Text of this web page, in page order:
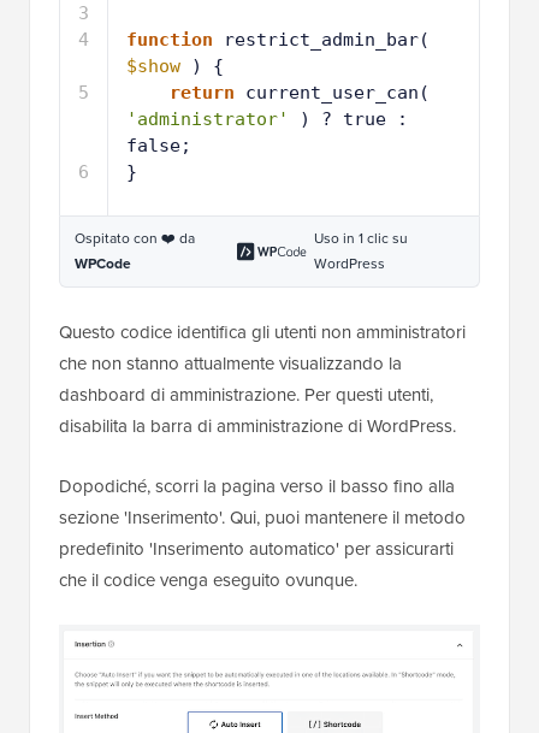
3
4
5
6
function
$show
) {
return
'administrator'
) ? true :
false;
}
Ospitato con ❤️ da
WPCode
Uso in 1 clic su
WordPress
Questo codice identifica gli utenti non amministratori
che non stanno attualmente visualizzando la
dashboard di amministrazione. Per questi utenti,
disabilita la barra di amministrazione di WordPress.
Dopodiché, scorri la pagina verso il basso fino alla
sezione 'Inserimento'. Qui, puoi mantenere il metodo
predefinito 'Inserimento automatico' per assicurarti
che il codice venga eseguito ovunque.